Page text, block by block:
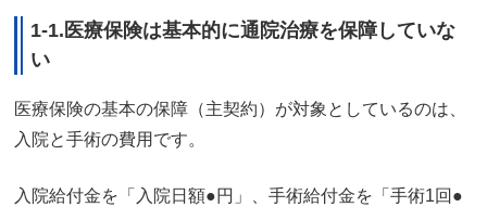
1-1.医療保険は基本的に通院治療を保障していな
い
医療保険の基本の保障（主契約）が対象としているのは、
入院と手術の費用です。
入院給付金を「入院日額●円」、手術給付金を「手術1回●